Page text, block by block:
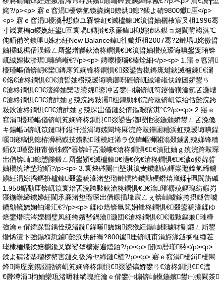
姹?/p><p> 寤ｅ窞涓櫌锛氫镜娆婅鐐烘鎴?鍒よ碃9800钀厓</p>
<p> 寤ｅ窞涓櫌瀵╃悊鏌ユ槑锛屸€滅櫨鍊€濆晢妯欐棭宸叉柤1996骞
寸嵅寰楄ɑ鍐婏紝鍙互寰堝鏄撻€氶亷鍏枊娓犻亾鏌ョ煡閫欎竴淇℃
伅銆備笉鍍呭姝わ紝New Balance鍏徃鏇炬柤2007骞?2鏈堣姹傚晢
妯欏眬椐佸洖鍛ㄥ厛鐢熷皪鈥滄柊鐧惧€€濆晢妯欑殑瑷诲唺鐢宠珛锛
屼絾娌掓湁琚噰绱嶃€?/p><p> 娉曢櫌瑙€榛烇細</p><p> 1.寤ｅ窞涓
櫌瑾嶇偤锛岄€欒鏄庝笂娴锋柊鐧惧€叕鍙告槸鏄庣煡鈥滅櫨鍊€濄
€佲€滄柊鐧惧€€濆晢妯欑殑瑷诲唺鎯呮硜锛屼絾浠嶉伕鎿囦娇鐢ㄢ
€滄柊鐧惧€€濅締妯欒瓨鍙婂鍌冲叾鐢㈠搧锛屼笉鑳借獚瀹氬叾灏嶁
€滄柊鐧惧€€濆瓧妯ｇ殑浣跨敤灞柤鍠勬剰浣跨敤锛屼笖绐佸嚭浣跨
敤鈥滄柊鐧惧€€濆瓧妯ｇ殑琛岀偤鏈夋倴鏂艰獱淇°€?/p><p> 2.寤ｅ
窞涓櫌瑾嶇偤锛屼笂娴锋柊鐧惧€叕鍙告湭瑕忚寖鍦颁娇鐢ㄥ叾浼佹
キ鍚嶇ū锛屼笖鏈杽鎰忓湴涓诲嫊閬垮厤浣跨敤鑸囦粬浜虹殑瑷诲唺鍟
嗘鐩稿悓鎴栫浉杩戜技鐨勬璀橈紝浠ラ伩鍏嶇浉闂滃叕鐪剧殑娣锋穯
銆佽瑾嶅拰甯傚牬鐒″簭锛屽叾灏嶁€滄柊鐧惧€€濆瓧妯ｇ殑浣跨敤琛
岀偤锛屾鎴愬皪鍛ㄥ厛鐢熲€滅櫨鍊€濄€佲€滄柊鐧惧€€濊ɑ鍐婂晢
妯欑殑渚垫瑠銆?/p><p> 3.寰炴硶闄㈡墍淇濆叏鐨勮病鍕欒瓑鎿氫締鐪
嬶紝涓婃捣鏂扮櫨鍊叕鍙稿湪渚垫瑠鏈熼枔鐨勭稉鐕熺嵅鍒╅珮閬旂磩
1.958鍎勫厓锛屼笖寰炲叾浣跨敤鈥滄柊鐧惧€€濇璀樼殑鏂瑰紡鍜岃
寖鍦嶄締鐪嬶紝閫氶亷渚垫瑠琛岀偤鐛插埄宸ㄥぇ锛屾噳鎵挎摂鐩告噳
鐨勪镜娆婅铂浠汇€?/p><p> 鍒ゆ焙锛氫笂娴锋柊鐧惧€叕鍙稿湪鍒ゆ
焙鐢熸晥涔嬫棩璧凤紝绔嬪嵆鍋滄灏団€滄柊鐧惧€€濈敤鏂兼璀樺
強瀹ｅ偝鍏跺晢鍝佺殑渚靛鍟嗘娆婅鐐猴紝鍚屾檪璩犲劅鍛ㄥ厛鐢
熸悕澶卞強鍚堢悊鏀嚭浜烘皯骞?800钀厓锛屼甫涓斿湪鐩搁棞缍茬
珯棣栭爜鍒婄櫥鑱叉槑娑堥櫎褰遍熆銆?/p><p> 闄㈤暦瑾硶</p><p>
鍒よ碃渚垫瑠椤嶅害鏈夊彶浠ヤ締鏈€楂?/p><p> 寤ｅ窞涓櫌鍓櫌闀
烽鏄庢案鎸囧嚭锛屼笂娴锋柊鐧惧€叕鍙镐娇鐢ㄢ€滄柊鐧惧€€濋
€欎竴涓枃妯欒瓨渚嗕粙绱瑰拰瀹ｅ偝鐢㈠搧锛屾槸鍦嬪鐢㈠搧閫茶